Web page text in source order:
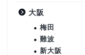
大阪
梅田
難波
新大阪